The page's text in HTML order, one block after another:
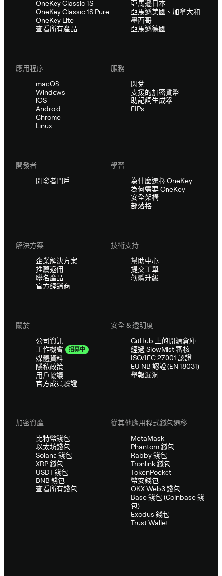
OneKey Classic 1S
OneKey Classic 1S Pure
OneKey Lite
查看所有產品
亞馬遜日本
亞馬遜美國、加拿大和
墨西哥
亞馬遜德國
應用程序
macOS
Windows
iOS
Android
Chrome
Linux
服務
閃兌
支援的加密貨幣
助記詞生成器
EIPs
開發者
開發者門戶
學習
為什麼選擇 OneKey
為何需要 OneKey
安全架構
部落格
解決方案
企業解決方案
推薦返佣
聯名產品
官方經銷商
技術支持
幫助中心
提交工單
韌體升級
關於
公司資訊
工作機會
招募中
媒體資料
隱私政策
用戶協議
官方成員驗證
安全 & 透明度
GitHub 上的開源倉庫
經過 SlowMist 審核
ISO/IEC 27001 認證
EU NB 認證 (EN 18031)
舉報漏洞
加密資產
比特幣錢包
以太坊錢包
Solana 錢包
XRP 錢包
USDT 錢包
BNB 錢包
查看所有錢包
從其他應用程式錢包遷移
MetaMask
Phantom 錢包
Rabby 錢包
Tronlink 錢包
TokenPocket
幣安錢包
OKX Web3 錢包
Base 錢包 (Coinbase 錢
包)
Exodus 錢包
Trust Wallet